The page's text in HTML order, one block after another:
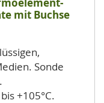
mit Buchse
Sonde
+105°C.